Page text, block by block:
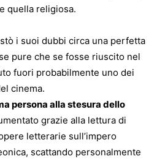
quella religiosa.
i suoi dubbi circa una perfetta
pure che se fosse riuscito nel
fuori probabilmente uno dei
cinema.
persona alla stesura dello
grazie alla lettura di
letterarie sull’impero
scattando personalmente